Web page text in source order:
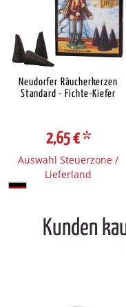
Neudorfer Räucherkerzen
Standard - Fichte-Kiefer
2,65 €*
Auswahl Steuerzone /
Lieferland
Kunden